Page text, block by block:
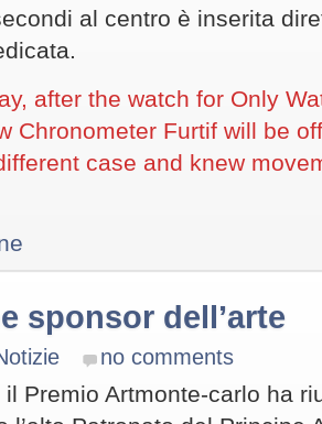
al centro è inserita
after the watch for Only
Chronometer Furtif will be
case and knew
sponsor dell’arte
no comments
Premio Artmonte-carlo ha